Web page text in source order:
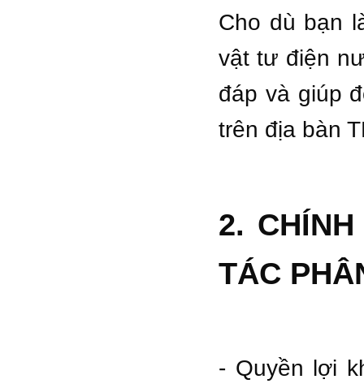
Cho dù bạn
vật tư điện
đáp và giúp
trên địa bàn
2.
TÁC
- Quyền lợi